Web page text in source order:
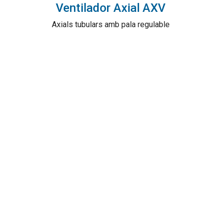
Ventilador Axial AXV
Axials tubulars amb pala regulable